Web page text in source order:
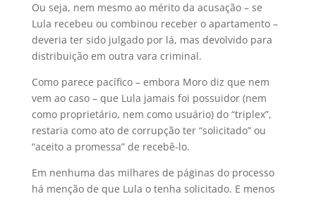
Ou seja, nem mesmo ao mérito da acusação – se
Lula recebeu ou combinou receber o apartamento –
deveria ter sido julgado por lá, mas devolvido para
distribuição em outra vara criminal.
Como parece pacífico – embora Moro diz que nem
vem ao caso – que Lula jamais foi possuidor (nem
como proprietário, nem como usuário) do “triplex”,
restaria como ato de corrupção ter “solicitado” ou
“aceito a promessa” de recebê-lo.
Em nenhuma das milhares de páginas do processo
há menção de que Lula o tenha solicitado. E menos